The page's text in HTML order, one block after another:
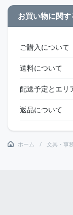
お買い物に関
ご購入について
送料について
配送予定とエリ
返品について
ホーム 文具・事